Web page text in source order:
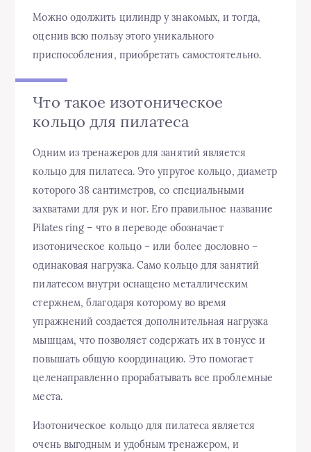
Можно одолжить цилиндр у знакомых, и тогда,
оценив всю пользу этого уникального
приспособления, приобретать самостоятельно.
Что такое изотоническое
кольцо для пилатеса
Одним из тренажеров для занятий является
кольцо для пилатеса. Это упругое кольцо, диаметр
которого 38 сантиметров, со специальными
захватами для рук и ног. Его правильное название
Pilates ring – что в переводе обозначает
изотоническое кольцо – или более дословно –
одинаковая нагрузка. Само кольцо для занятий
пилатесом внутри оснащено металлическим
стержнем, благодаря которому во время
упражнений создается дополнительная нагрузка
мышцам, что позволяет содержать их в тонусе и
повышать общую координацию. Это помогает
целенаправленно прорабатывать все проблемные
места.
Изотоническое кольцо для пилатеса является
очень выгодным и удобным тренажером, и